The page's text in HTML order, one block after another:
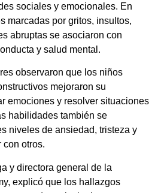
sociales y emocionales. En
marcadas por gritos, insultos,
abruptas se asociaron con
y salud mental.
observaron que los niños
mejoraron su
emociones y resolver situaciones
habilidades también se
niveles de ansiedad, tristeza y
con otros.
y directora general de la
explicó que los hallazgos